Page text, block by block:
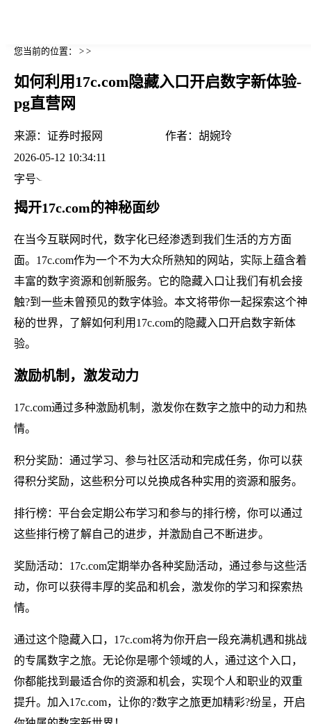
您当前的位置： > >
如何利用17c.com隐藏入口开启数字新体验-
pg直营网
来源： 证券时报网 作者： 胡婉玲
2026-05-12 10:34:11
字号
揭开17c.com的神秘面纱
在当今互联网时代，数字化已经渗透到我们生活的方方面
面。17c.com作为一个不为大众所熟知的网站，实际上蕴含着
丰富的数字资源和创新服务。它的隐藏入口让我们有机会接
触?到一些未曾预见的数字体验。本文将带你一起探索这个神
秘的世界，了解如何利用17c.com的隐藏入口开启数字新体
验。
激励机制，激发动力
17c.com通过多种激励机制，激发你在数字之旅中的动力和热
情。
积分奖励：通过学习、参与社区活动和完成任务，你可以获
得积分奖励，这些积分可以兑换成各种实用的资源和服务。
排行榜：平台会定期公布学习和参与的排行榜，你可以通过
这些排行榜了解自己的进步，并激励自己不断进步。
奖励活动：17c.com定期举办各种奖励活动，通过参与这些活
动，你可以获得丰厚的奖品和机会，激发你的学习和探索热
情。
通过这个隐藏入口，17c.com将为你开启一段充满机遇和挑战
的专属数字之旅。无论你是哪个领域的人，通过这个入口，
你都能找到最适合你的资源和机会，实现个人和职业的双重
提升。加入17c.com，让你的?数字之旅更加精彩?纷呈，开启